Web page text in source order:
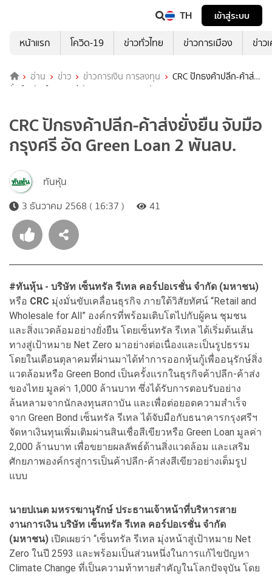
TH
เข้าสู่ระบบ
หน้าแรก
โควิด-19 ข่าวทั่วไทย ข่าวการเมือง ข่าว
อ่าน ข่าว ข่าวการเงิน การลงทุน
CRC ปักธงค้าปลีก-ค้าส่ง
ยั่งยืน จับมือกรุงศรี อัด Green Loan 2 พันลบ.
CRC ปักธงค้าปลีก-ค้าส่งยั่งยืน จับมือ
กรุงศรี อัด Green Loan 2 พันลบ.
ทันหุ้น
3 ธันวาคม 2568 ( 16:37 )
41
#ทันหุ้น - บริษัท เซ็นทรัล รีเทล คอร์ปอเรชั่น จำกัด (มหาชน)
หรือ CRC มุ่งมั่นขับเคลื่อนธุรกิจ ภายใต้วิสัยทัศน์ “Retail and
Wholesale for All” องค์กรที่พร้อมเติบโตไปกับผู้คน ชุมชน
และสิ่งแวดล้อมอย่างยั่งยืน โดยเซ็นทรัล รีเทล ได้เริ่มต้นเส้น
ทางสู่เป้าหมาย Net Zero มาอย่างต่อเนื่องและเป็นรูปธรรม
โดยในเดือนตุลาคมที่ผ่านมาได้ทำการออกหุ้นกู้เพื่ออนุรักษ์สิ่ง
แวดล้อมหรือ Green Bond เป็นครั้งแรกในธุรกิจค้าปลีก-ค้าส่ง
ของไทย มูลค่า 1,000 ล้านบาท ซึ่งได้รับการตอบรับอย่าง
ล้นหลามจากนักลงทุนสถาบัน และเพื่อต่อยอดความสำเร็จ
จาก Green Bond เซ็นทรัล รีเทล ได้จับมือกับธนาคารกรุงศรีฯ
จัดหาเงินทุนเพิ่มเติมผ่านสินเชื่อสีเขียวหรือ Green Loan มูลค่า
2,000 ล้านบาท เพื่อขยายผลลัพธ์ด้านสิ่งแวดล้อม และเสริม
ศักยภาพองค์กรสู่การเป็นค้าปลีก-ค้าส่งสีเขียวอย่างเต็มรูป
แบบ
นายปเนต มหรรฆานุรักษ์ ประธานเจ้าหน้าที่บริหารสาย
งานการเงิน บริษัท เซ็นทรัล รีเทล คอร์ปอเรชั่น จำกัด
(มหาชน) เปิดเผยว่า “เซ็นทรัล รีเทล มุ่งหน้าสู่เป้าหมาย Net
Zero ในปี 2593 และพร้อมเป็นส่วนหนึ่งในการแก้ไขปัญหา
Climate Change ที่เป็นความท้าทายสำคัญในโลกปัจจุบัน โดย